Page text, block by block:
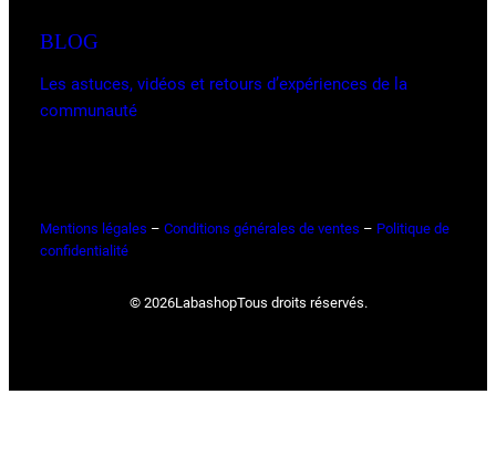
BLOG
Les astuces, vidéos et retours d’expériences de la
communauté
Mentions légales – Conditions générales de ventes – Politique de
confidentialité
© 2026LabashopTous droits réservés.